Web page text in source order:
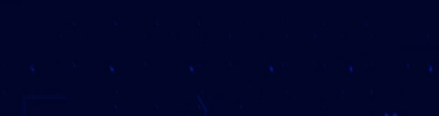
mungojë zilja e mëngjesit kur…